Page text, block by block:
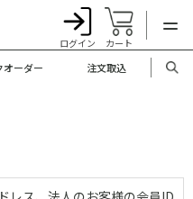
ログイン カート
オーダー 注文取込